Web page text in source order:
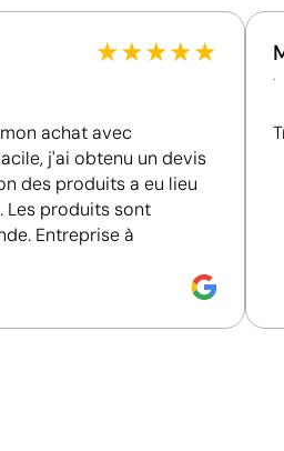
par la médaille EcoVadis
le 1 % des entreprises les
de performance ESG.
★★★★★
achat avec
j'ai obtenu un devis
des produits a eu lieu
Les produits sont
Entreprise à
.